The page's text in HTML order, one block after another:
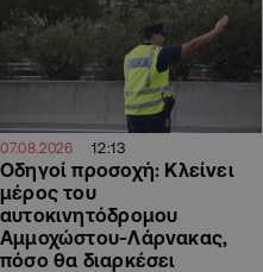
07.08.2026 12:13
Οδηγοί προσοχή: Κλείνει
μέρος του
αυτοκινητόδρομου
Αμμοχώστου-Λάρνακας,
πόσο θα διαρκέσει